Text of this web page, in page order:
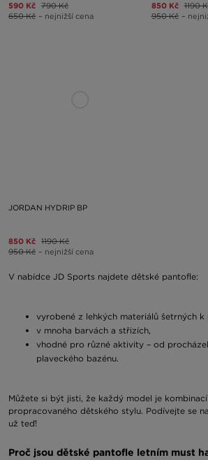
590 Kč 790 Kč
650 Kč – nejnižší cena
850 Kč 1190
950 Kč –
JORDAN HYDRIP BP
850 Kč 1190 Kč
950 Kč – nejnižší cena
V nabídce JD Sports najdete dětské pantofle:
vyrobené z lehkých materiálů šetrných k
v mnoha barvách a střizích,
vhodné pro různé aktivity – od
plaveckého bazénu.
Můžete si být jisti, že každý model je
propracovaného dětského stylu. Podívejte se
už teď!
Proč jsou dětské pantofle letním must